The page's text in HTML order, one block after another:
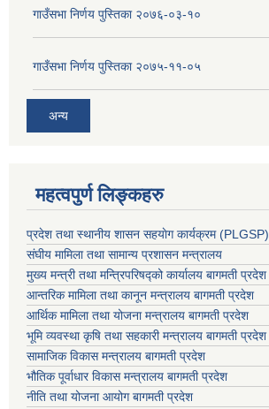
गाउँसभा निर्णय पुस्तिका २०७६-०३-१०
गाउँसभा निर्णय पुस्तिका २०७५-११-०५
अन्य
महत्वपुर्ण लिङ्कहरु
प्रदेश तथा स्थानीय शासन सहयाेग कार्यक्रम (PLGSP)
संघीय मामिला तथा सामान्य प्रशासन मन्त्रालय
मुख्य मन्त्री तथा मन्त्रिपरिषद्को कार्यालय बागमती प्रदेश
आन्तरिक मामिला तथा कानून मन्त्रालय बागमती प्रदेश
आर्थिक मामिला तथा योजना मन्त्रालय बागमती प्रदेश
भूमि व्यवस्था कृषि तथा सहकारी मन्त्रालय बागमती प्रदेश
सामाजिक विकास मन्त्रालय बागमती प्रदेश
भौतिक पूर्वाधार विकास मन्त्रालय बागमती प्रदेश
नीति तथा योजना आयोग बागमती प्रदेश